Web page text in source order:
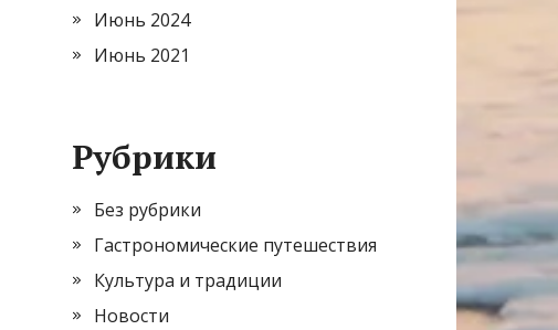
Июнь 2024
Июнь 2021
Рубрики
Без рубрики
Гастрономические путешествия
Культура и традиции
Новости